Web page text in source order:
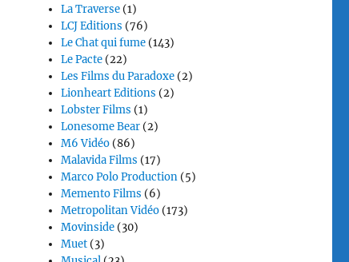
La Traverse (1)
LCJ Editions (76)
Le Chat qui fume (143)
Le Pacte (22)
Les Films du Paradoxe (2)
Lionheart Editions (2)
Lobster Films (1)
Lonesome Bear (2)
M6 Vidéo (86)
Malavida Films (17)
Marco Polo Production (5)
Memento Films (6)
Metropolitan Vidéo (173)
Movinside (30)
Muet (3)